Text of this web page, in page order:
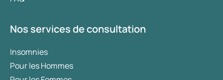
Nos services de consultation
Insomnies
Pour les Hommes